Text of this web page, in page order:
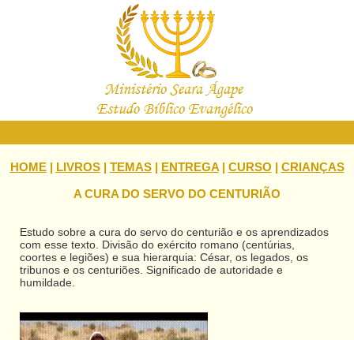
HOME| LIVROS| TEMAS| ENTREGA| CURSO | CRIANÇAS
A CURA DO SERVO DO CENTURIÃO
Estudo sobre a cura do servo do centurião e os aprendizados
com esse texto. Divisão do exército romano (centúrias,
coortes e legiões) e sua hierarquia: César, os legados, os
tribunos e os centuriões. Significado de autoridade e
humildade.